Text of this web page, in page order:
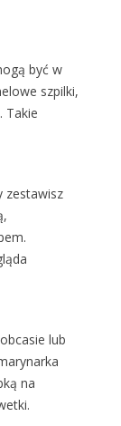
być w
szpilki,
Takie
zestawisz
lub
na